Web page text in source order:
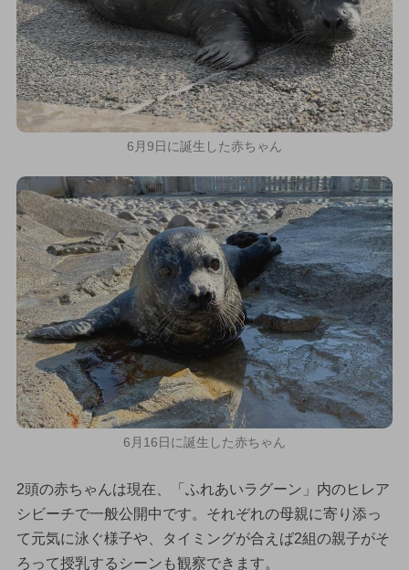
6月9日に誕生した赤ちゃん
6月16日に誕生した赤ちゃん
2頭の赤ちゃんは現在、「ふれあいラグーン」内のヒレア
シビーチで一般公開中です。それぞれの母親に寄り添っ
て元気に泳ぐ様子や、タイミングが合えば2組の親子がそ
ろって授乳するシーンも観察できます。